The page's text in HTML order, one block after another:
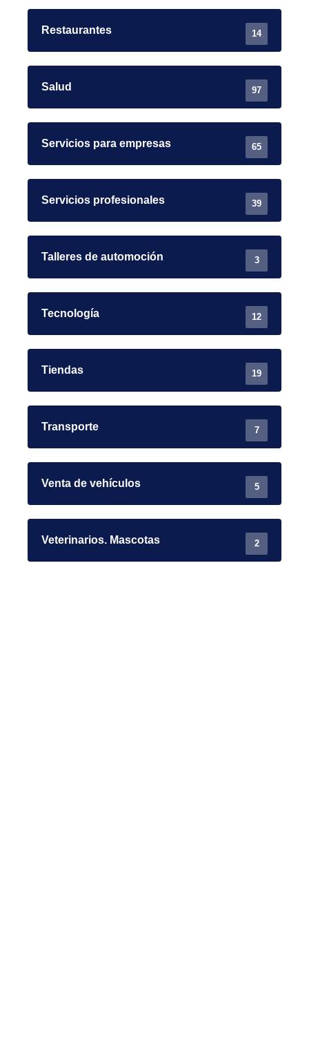
Restaurantes 14
Salud 97
Servicios para empresas 65
Servicios profesionales 39
Talleres de automoción 3
Tecnología 12
Tiendas 19
Transporte 7
Venta de vehículos 5
Veterinarios. Mascotas 2